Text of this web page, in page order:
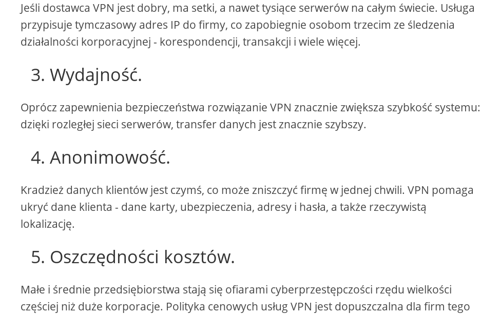
Jeśli dostawca VPN jest dobry, ma setki, a nawet tysiące serwerów na całym świecie. Usługa
przypisuje tymczasowy adres IP do firmy, co zapobiegnie osobom trzecim ze śledzenia
działalności korporacyjnej - korespondencji, transakcji i wiele więcej.
3. Wydajność.
Oprócz zapewnienia bezpieczeństwa rozwiązanie VPN znacznie zwiększa szybkość systemu:
dzięki rozległej sieci serwerów, transfer danych jest znacznie szybszy.
4. Anonimowość.
Kradzież danych klientów jest czymś, co może zniszczyć firmę w jednej chwili. VPN pomaga
ukryć dane klienta - dane karty, ubezpieczenia, adresy i hasła, a także rzeczywistą
lokalizację.
5. Oszczędności kosztów.
Małe i średnie przedsiębiorstwa stają się ofiarami cyberprzestępczości rzędu wielkości
częściej niż duże korporacje. Polityka cenowych usług VPN jest dopuszczalna dla firm tego